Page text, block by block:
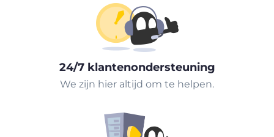
24/7 klantenondersteuning
We zijn hier altijd om te helpen.